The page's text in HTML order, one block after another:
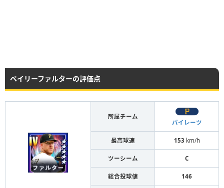
ベイリーファルターの評価点
所属チーム
パイレーツ
最高球速 153 km/h
ツーシーム C
総合投球値 146